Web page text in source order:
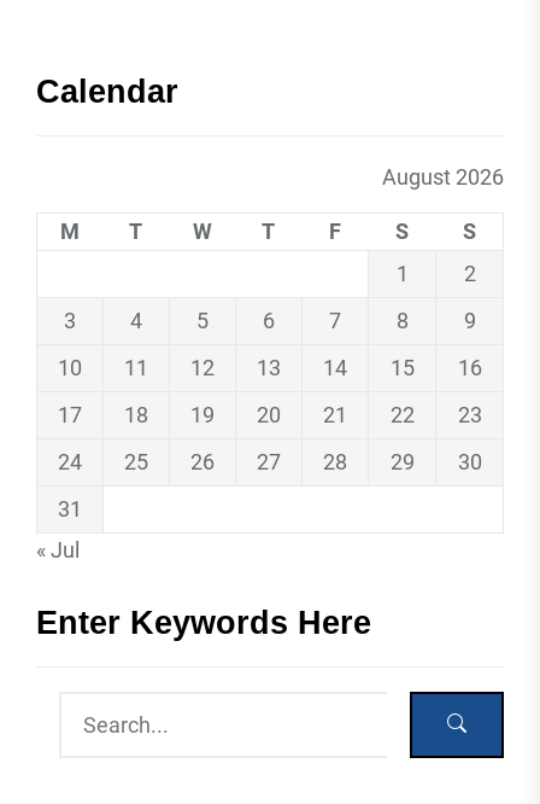
Calendar
August 2026
M T W T F S
S
1
2
3
4 5 6 7 8
9
10
11 12 13 14 15
16
17
18 19 20 21 22
23
24
25 26 27 28 29
30
31
« Jul
Enter Keywords Here